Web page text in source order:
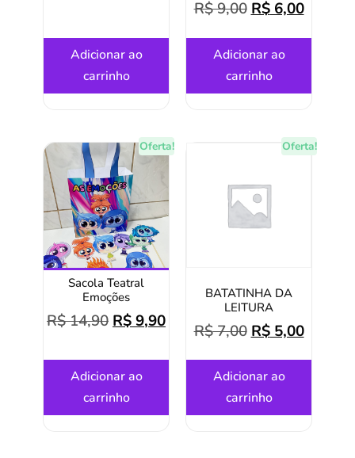
Adicionar ao
carrinho
R$9,00R$6,00
Adicionar ao
carrinho
Oferta!
Sacola Teatral
Emoções
R$14,90 R$9,90
Adicionar ao
carrinho
Oferta!
BATATINHA DA
LEITURA
R$7,00 R$5,00
Adicionar ao
carrinho